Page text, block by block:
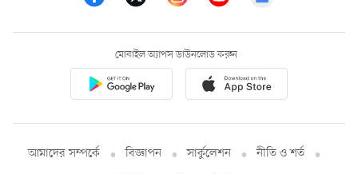
মোবাইল অ্যাপস ডাউনলোড করুন
আমাদের সম্পর্কে বিজ্ঞাপন সার্কুলেশন
নীতি ও শর্ত